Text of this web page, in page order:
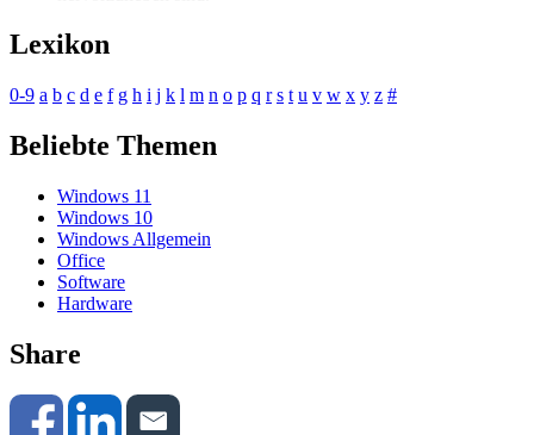
Lexikon
0-9 a b c d e f g h i j k l m n o p q r s t u v w x y z #
Beliebte Themen
Windows 11
Windows 10
Windows Allgemein
Office
Software
Hardware
Share